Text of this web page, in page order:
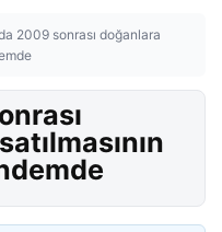
2009 sonrası doğanlara